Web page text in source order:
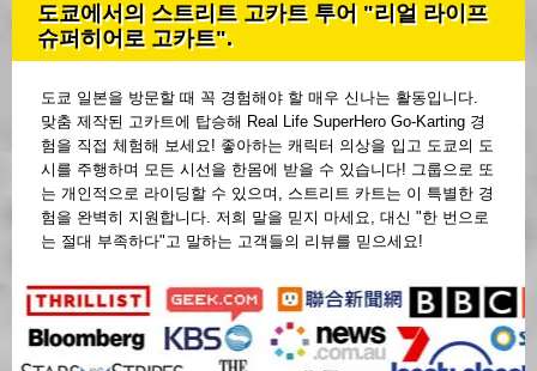
도쿄에서의 스트리트 고카트 투어 "리얼 라이프
슈퍼히어로 고카트".
도쿄 일본을 방문할 때 꼭 경험해야 할 매우 신나는 활동입니다.
맞춤 제작된 고카트에 탑승해 Real Life SuperHero Go-Karting 경
험을 직접 체험해 보세요! 좋아하는 캐릭터 의상을 입고 도쿄의 도
시를 주행하며 모든 시선을 한몸에 받을 수 있습니다! 그룹으로 또
는 개인적으로 라이딩할 수 있으며, 스트리트 카트는 이 특별한 경
험을 완벽히 지원합니다. 저희 말을 믿지 마세요, 대신 "한 번으로
는 절대 부족하다"고 말하는 고객들의 리뷰를 믿으세요!